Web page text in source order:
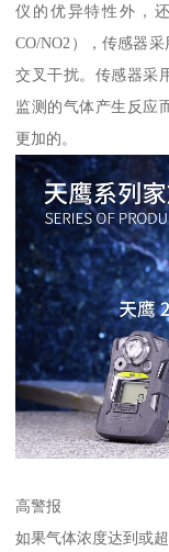
仪的优异特性外，还
CO/NO2），传感器
交叉干扰。传感器采
监测的气体产生反应
更加的。
高警报
如果气体浓度达到或